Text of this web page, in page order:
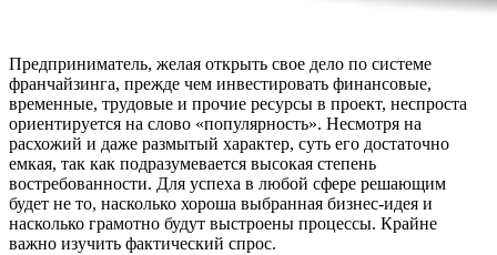
Предприниматель, желая открыть свое дело по системе
франчайзинга, прежде чем инвестировать финансовые,
временные, трудовые и прочие ресурсы в проект, неспроста
ориентируется на слово «популярность». Несмотря на
расхожий и даже размытый характер, суть его достаточно
емкая, так как подразумевается высокая степень
востребованности. Для успеха в любой сфере решающим
будет не то, насколько хороша выбранная бизнес-идея и
насколько грамотно будут выстроены процессы. Крайне
важно изучить фактический спрос.